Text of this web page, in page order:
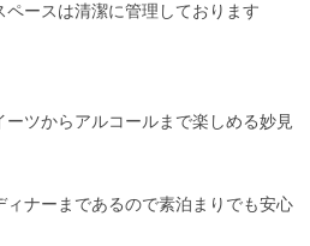
ースは清潔に管理しております
ツからアルコールまで楽しめる妙見
ナーまであるので素泊まりでも安心